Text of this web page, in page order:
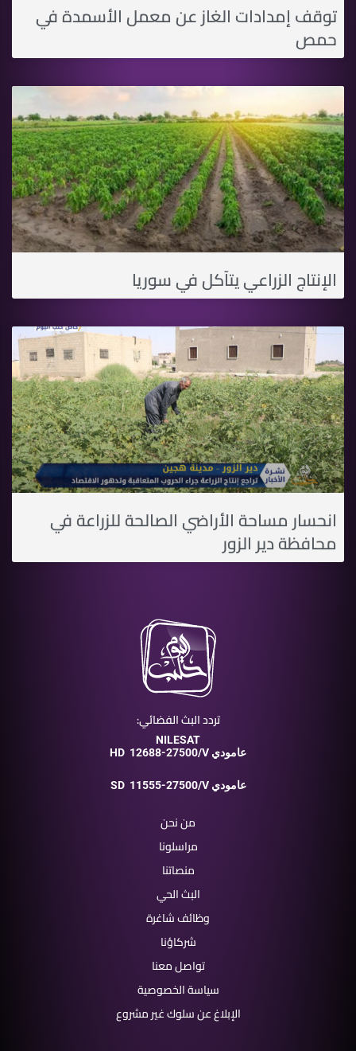
توقف إمدادات الغاز عن معمل الأسمدة في
حمص
اﻹنتاج الزراعي يتآكل في سوريا
انحسار مساحة الأراضي الصالحة للزراعة في
محافظة دير الزور
تردد البث الفضائي:
NILESAT
HD
12688-27500/V عامودي
SD 11555-27500/V عامودي
من نحن
مراسلونا
منصاتنا
البث الحي
وظائف شاغرة
شركاؤنا
تواصل معنا
سياسة الخصوصية
الإبلاغ عن سلوك غير مشروع